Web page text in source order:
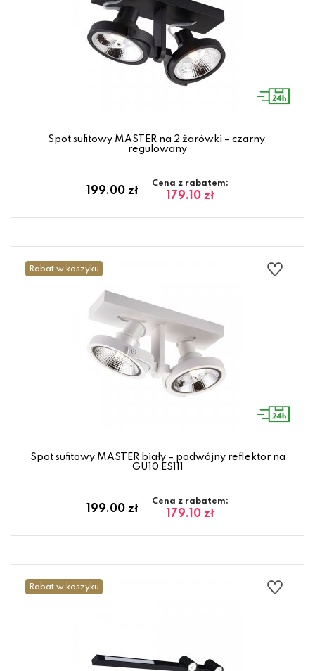
Spot sufitowy MASTER na 2 żarówki – czarny,
regulowany
199.00 zł
Cena z rabatem:
179.10 zł
Rabat w koszyku
Spot sufitowy MASTER biały – podwójny reflektor na
GU10 ES111
199.00 zł
Cena z rabatem:
179.10 zł
Rabat w koszyku